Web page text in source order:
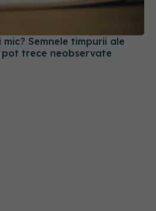
Semnele timpurii ale
trece neobservate